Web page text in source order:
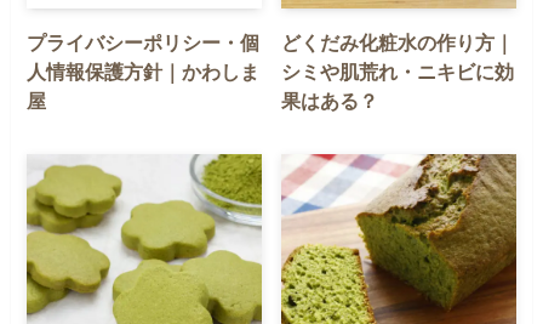
プライバシーポリシー・個
人情報保護方針｜かわしま
屋
どくだみ化粧水の作り方｜
シミや肌荒れ・ニキビに効
果はある？